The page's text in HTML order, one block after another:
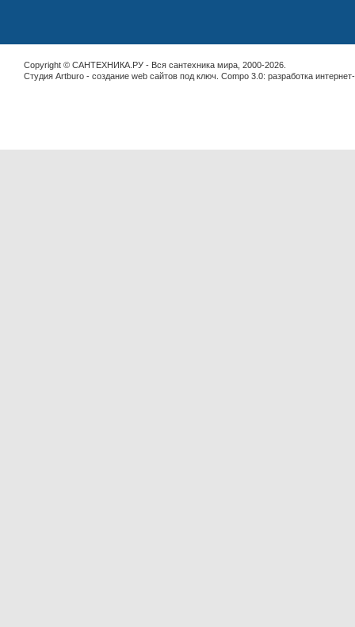
Copyright © САНТЕХНИКА.РУ - Вся сантехника мира, 2000-2026.
Студия Artburo - cоздание web сайтов под ключ . Compo 3.0: разработка